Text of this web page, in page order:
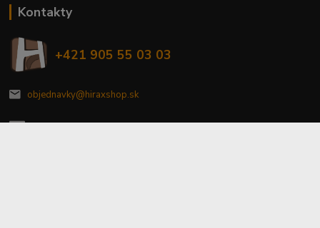
Kontakty
+421 905 55 03 03
objednavky@hiraxshop.sk